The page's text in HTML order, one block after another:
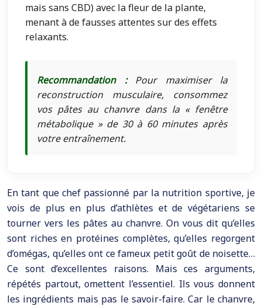
mais sans CBD) avec la fleur de la plante,
menant à de fausses attentes sur des effets
relaxants.
Recommandation :Pour maximiser la
reconstruction musculaire, consommez
vos pâtes au chanvre dans la « fenêtre
métabolique » de 30 à 60 minutes après
votre entraînement.
En tant que chef passionné par la nutrition sportive, je
vois de plus en plus d’athlètes et de végétariens se
tourner vers les pâtes au chanvre. On vous dit qu’elles
sont riches en protéines complètes, qu’elles regorgent
d’omégas, qu’elles ont ce fameux petit goût de noisette…
Ce sont d’excellentes raisons. Mais ces arguments,
répétés partout, omettent l’essentiel. Ils vous donnent
les ingrédients mais pas le savoir-faire. Car le chanvre,